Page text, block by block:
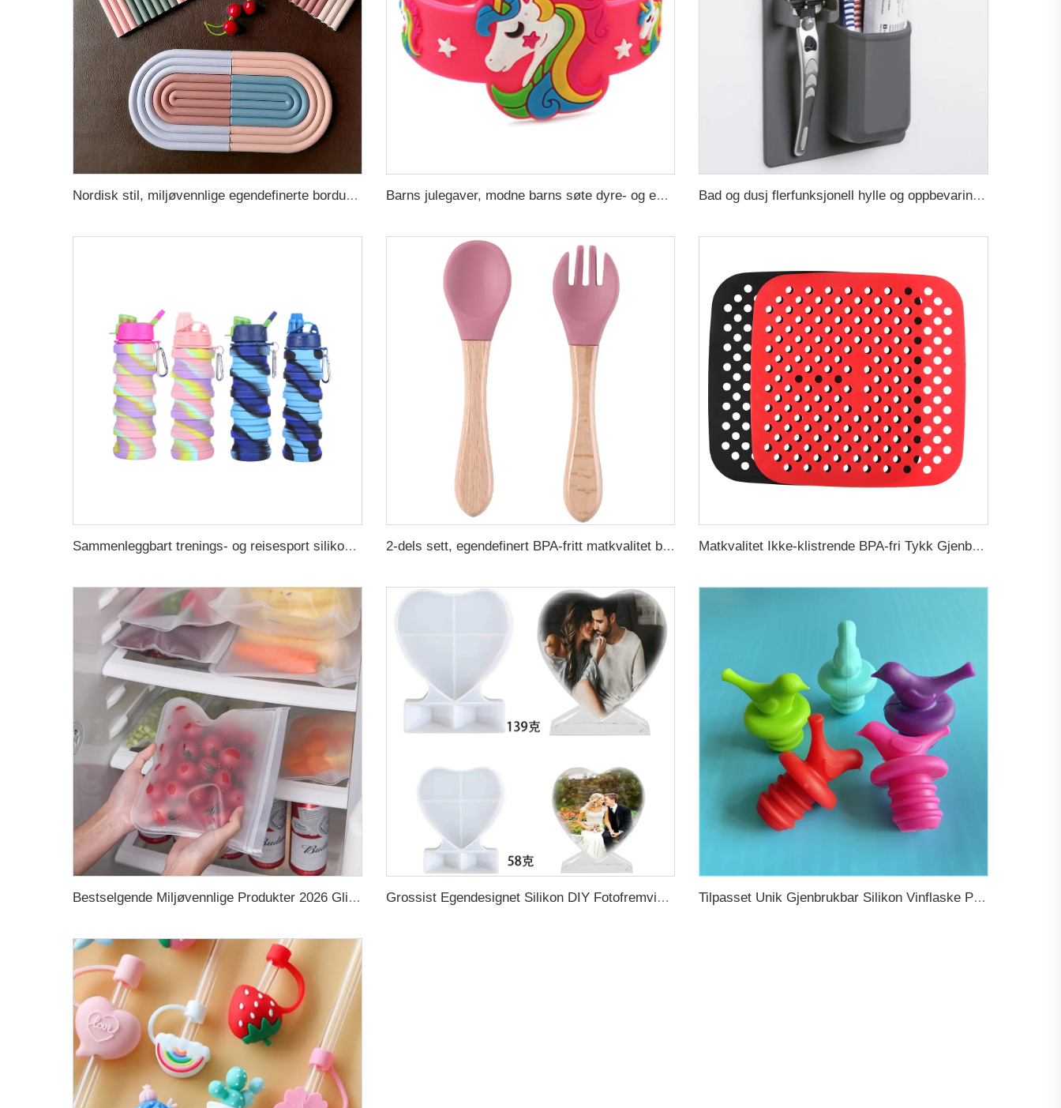
Nordisk stil, miljøvennlige egendefinerte bordunderlag i gummi, silikon og PVC, anti-skli underlag for kopp og tallerken med søt regnbue underkop til drikkevarer Barns julegaver, modne barns søte dyre- og enhjørning gummivarsler i PVC og silikon, reklamearmbånd Bad og dusj flerfunksjonell hylle og oppbevaring for badekar, egendefinert logo smart silikone tannbørste- og tannpasta-holder veggmontert
Sammenleggbart trenings- og reisesport silikonebeger, isolerte vannflasker med isolasjon 2-dels sett, egendefinert BPA-fritt matkvalitet bestikk for småbarn – skje og gaffel med myk silikonetupp og trehåndtak til babymat Matkvalitet Ikke-klistrende BPA-fri Tykk Gjenbrukbar Ovn Bake Stekt Pizza Kylling Pastry Bake Air Fryer Silikon Matt Underlag
Bestselgende Miljøvennlige Produkter 2026 Glidelås Lekketettholder Mat Friskpakking Gjenbrukbar Ziplock Silikon PEVA Matopbevaringspose Grossist Egendesignet Silikon DIY Fotofremviser Harpiks Kunst Støpeformer Hjerte Epoxy Harpiksmal Håndverksmateriell til Kakebaking Lysestaker Tilpasset Unik Gjenbrukbar Silikon Vinflaske Prop Personaliserte Bryllupsgaver med Skytehette Tetning